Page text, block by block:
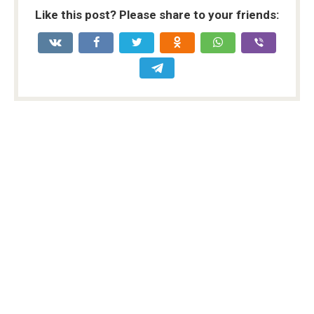
Like this post? Please share to your friends: